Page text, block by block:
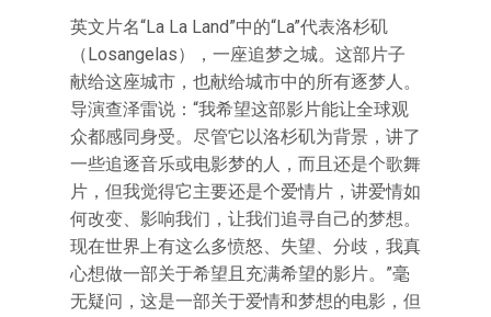
英文片名“La La Land”中的“La”代表洛杉矶
（Losangelas），一座追梦之城。这部片子
献给这座城市，也献给城市中的所有逐梦人。
导演查泽雷说：“我希望这部影片能让全球观
众都感同身受。尽管它以洛杉矶为背景，讲了
一些追逐音乐或电影梦的人，而且还是个歌舞
片，但我觉得它主要还是个爱情片，讲爱情如
何改变、影响我们，让我们追寻自己的梦想。
现在世界上有这么多愤怒、失望、分歧，我真
心想做一部关于希望且充满希望的影片。”毫
无疑问，这是一部关于爱情和梦想的电影，但